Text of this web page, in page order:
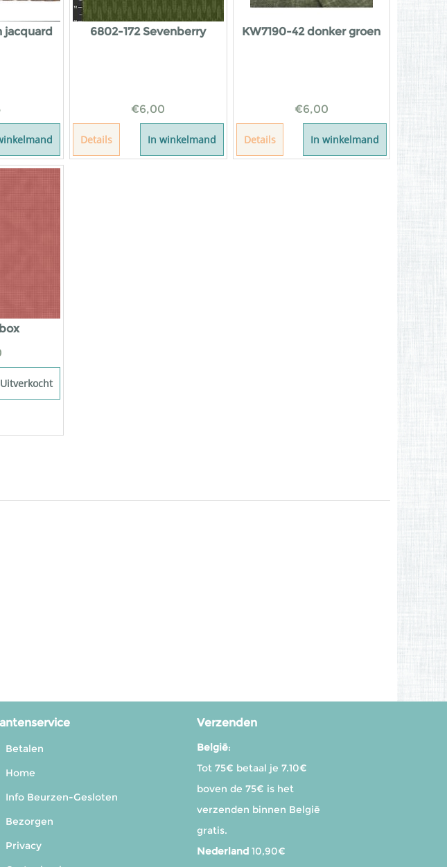
jacquard 6802-172 Sevenberry
€6,00
Details In winkelmand
KW7190-42 donker groen
€6,00
Details In winkelmand
Uitverkocht
Betalen
Home
Info Beurzen-Gesloten
Bezorgen
Privacy
Verzenden
België:
Tot 75€ betaal je 7.10€
boven de 75€ is het
verzenden binnen België
gratis.
Nederland 10,90€